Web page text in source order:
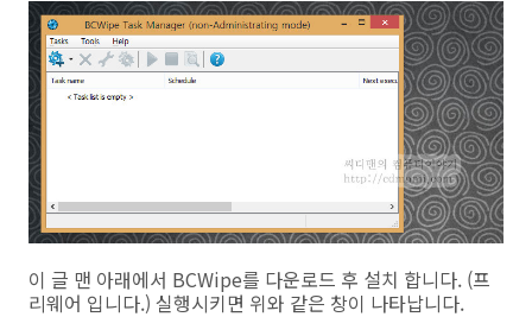
이 글 맨 아래에서 BCWipe를 다운로드 후 설치 합니다. (프
리웨어 입니다.) 실행시키면 위와 같은 창이 나타납니다.